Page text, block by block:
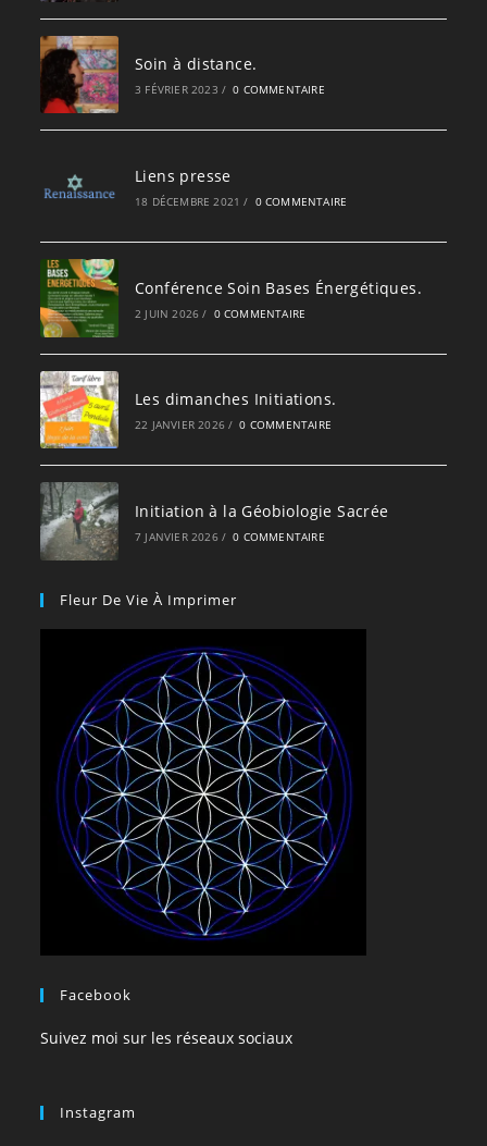
Soin à distance.
3 FÉVRIER 2023 / 0 COMMENTAIRE
Liens presse
18 DÉCEMBRE 2021 / 0 COMMENTAIRE
Conférence Soin Bases Énergétiques.
2 JUIN 2026 / 0 COMMENTAIRE
Les dimanches Initiations.
22 JANVIER 2026 / 0 COMMENTAIRE
Initiation à la Géobiologie Sacrée
7 JANVIER 2026 / 0 COMMENTAIRE
Fleur De Vie À Imprimer
Facebook
Suivez moi sur les réseaux sociaux
Instagram